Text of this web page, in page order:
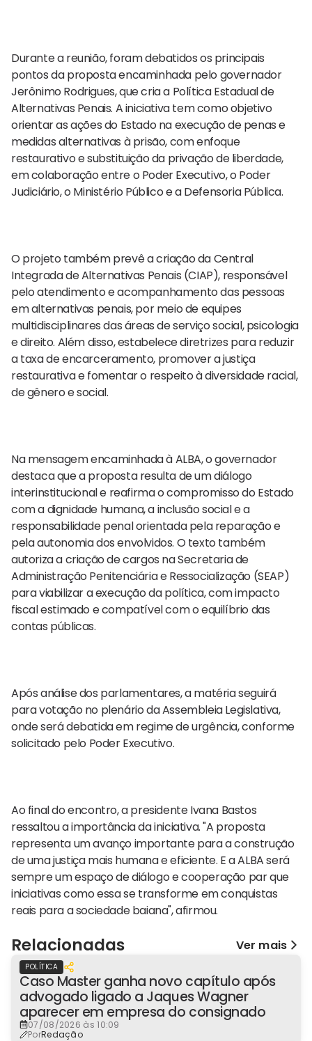
Durante a reunião, foram debatidos os principais
pontos da proposta encaminhada pelo governador
Jerônimo Rodrigues, que cria a Política Estadual de
Alternativas Penais. A iniciativa tem como objetivo
orientar as ações do Estado na execução de penas e
medidas alternativas à prisão, com enfoque
restaurativo e substituição da privação de liberdade,
em colaboração entre o Poder Executivo, o Poder
Judiciário, o Ministério Público e a Defensoria Pública.
O projeto também prevê a criação da Central
Integrada de Alternativas Penais (CIAP), responsável
pelo atendimento e acompanhamento das pessoas
em alternativas penais, por meio de equipes
multidisciplinares das áreas de serviço social, psicologia
e direito. Além disso, estabelece diretrizes para reduzir
a taxa de encarceramento, promover a justiça
restaurativa e fomentar o respeito à diversidade racial,
de gênero e social.
Na mensagem encaminhada à ALBA, o governador
destaca que a proposta resulta de um diálogo
interinstitucional e reafirma o compromisso do Estado
com a dignidade humana, a inclusão social e a
responsabilidade penal orientada pela reparação e
pela autonomia dos envolvidos. O texto também
autoriza a criação de cargos na Secretaria de
Administração Penitenciária e Ressocialização (SEAP)
para viabilizar a execução da política, com impacto
fiscal estimado e compatível com o equilíbrio das
contas públicas.
Após análise dos parlamentares, a matéria seguirá
para votação no plenário da Assembleia Legislativa,
onde será debatida em regime de urgência, conforme
solicitado pelo Poder Executivo.
Ao final do encontro, a presidente Ivana Bastos
ressaltou a importância da iniciativa. "A proposta
representa um avanço importante para a construção
de uma justiça mais humana e eficiente. E a ALBA será
sempre um espaço de diálogo e cooperação par que
iniciativas como essa se transforme em conquistas
reais para a sociedade baiana", afirmou.
Relacionadas Ver mais
POLÍTICA
Caso Master ganha novo capítulo após
advogado ligado a Jaques Wagner
aparecer em empresa do consignado
07/08/2026 às 10:09
PorRedação